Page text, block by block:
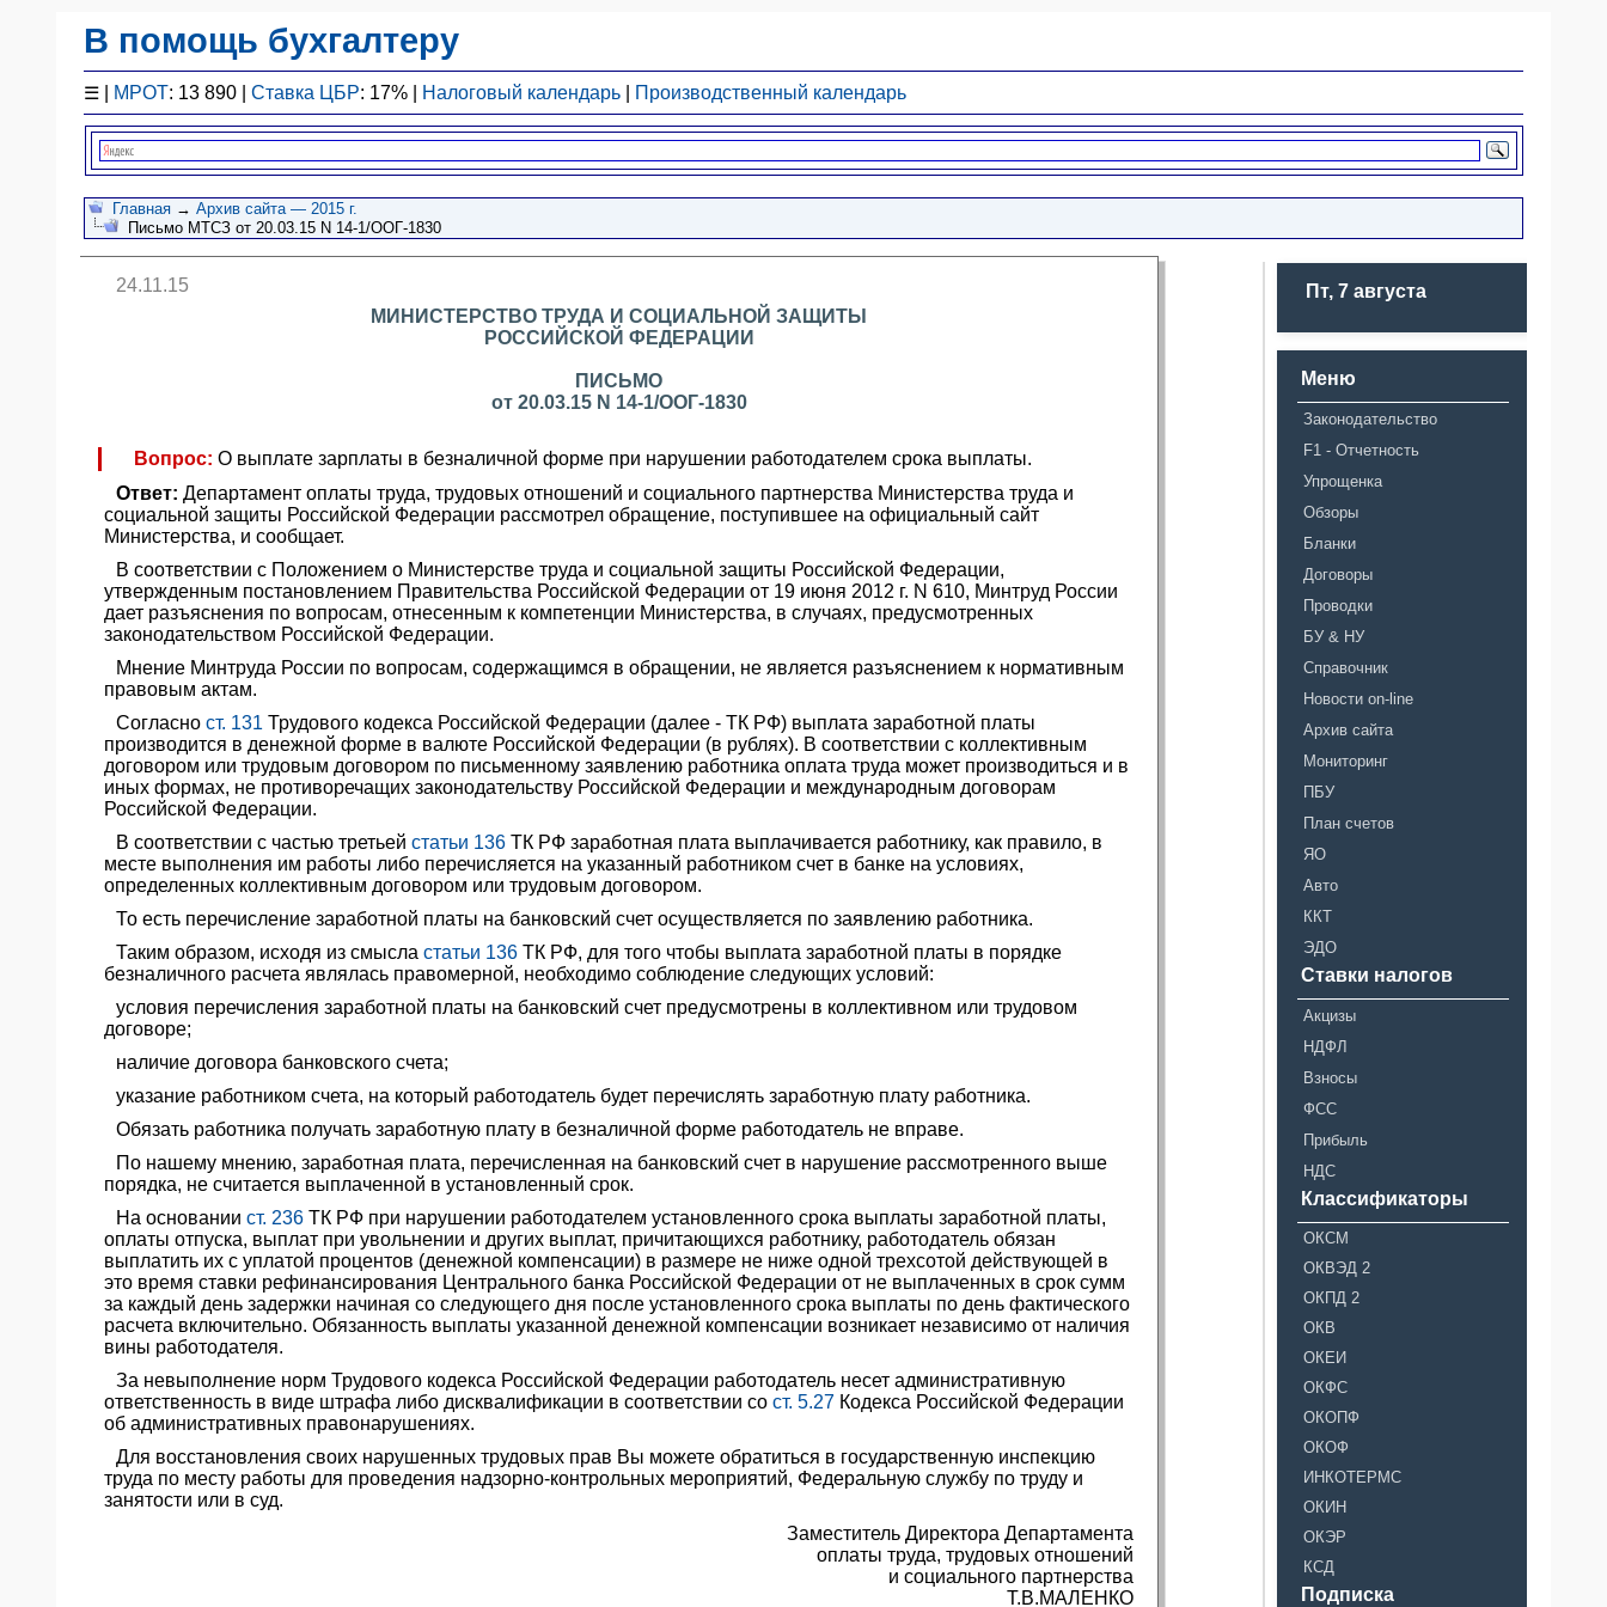
В помощь бухгалтеру
☰ МРОТ: 13 890 |Ставка ЦБР: 17% | Налоговый календарь Производственный календарь
Законодательство
F1 - Отчетность
План счетов
Справочник
Упрощенка
Договоры
Главная →Архив сайта — 2015 г.
Письмо МТСЗ от 20.03.15 N 14-1/ООГ-1830
24.11.15
МИНИСТЕРСТВО ТРУДА И СОЦИАЛЬНОЙ ЗАЩИТЫ
РОССИЙСКОЙ ФЕДЕРАЦИИ
ПИСЬМО
от 20.03.15 N 14-1/ООГ-1830
Вопрос: О выплате зарплаты в безналичной форме при нарушении работодателем срока выплаты.
Ответ: Департамент оплаты труда, трудовых отношений и социального партнерства Министерства труда и
социальной защиты Российской Федерации рассмотрел обращение, поступившее на официальный сайт
Министерства, и сообщает.
В соответствии с Положением о Министерстве труда и социальной защиты Российской Федерации,
утвержденным постановлением Правительства Российской Федерации от 19 июня 2012 г. N 610, Минтруд России
дает разъяснения по вопросам, отнесенным к компетенции Министерства, в случаях, предусмотренных
законодательством Российской Федерации.
Мнение Минтруда России по вопросам, содержащимся в обращении, не является разъяснением к нормативным
правовым актам.
Согласност. 131 Трудового кодекса Российской Федерации (далее - ТК РФ) выплата заработной платы
производится в денежной форме в валюте Российской Федерации (в рублях). В соответствии с коллективным
договором или трудовым договором по письменному заявлению работника оплата труда может производиться и в
иных формах, не противоречащих законодательству Российской Федерации и международным договорам
Российской Федерации.
В соответствии с частью третьейстатьи 136 ТК РФ заработная плата выплачивается работнику, как правило, в
месте выполнения им работы либо перечисляется на указанный работником счет в банке на условиях,
определенных коллективным договором или трудовым договором.
То есть перечисление заработной платы на банковский счет осуществляется по заявлению работника.
Таким образом, исходя из смысластатьи 136 ТК РФ, для того чтобы выплата заработной платы в порядке
безналичного расчета являлась правомерной, необходимо соблюдение следующих условий:
условия перечисления заработной платы на банковский счет предусмотрены в коллективном или трудовом
договоре;
наличие договора банковского счета;
указание работником счета, на который работодатель будет перечислять заработную плату работника.
Обязать работника получать заработную плату в безналичной форме работодатель не вправе.
По нашему мнению, заработная плата, перечисленная на банковский счет в нарушение рассмотренного выше
порядка, не считается выплаченной в установленный срок.
На основаниист. 236 ТК РФ при нарушении работодателем установленного срока выплаты заработной платы,
оплаты отпуска, выплат при увольнении и других выплат, причитающихся работнику, работодатель обязан
выплатить их с уплатой процентов (денежной компенсации) в размере не ниже одной трехсотой действующей в
это время ставки рефинансирования Центрального банка Российской Федерации от не выплаченных в срок сумм
за каждый день задержки начиная со следующего дня после установленного срока выплаты по день фактического
расчета включительно. Обязанность выплаты указанной денежной компенсации возникает независимо от наличия
вины работодателя.
За невыполнение норм Трудового кодекса Российской Федерации работодатель несет административную
ответственность в виде штрафа либо дисквалификации в соответствии сост. 5.27 Кодекса Российской Федерации
об административных правонарушениях.
Для восстановления своих нарушенных трудовых прав Вы можете обратиться в государственную инспекцию
труда по месту работы для проведения надзорно-контрольных мероприятий, Федеральную службу по труду и
занятости или в суд.
Заместитель Директора Департамента
оплаты труда, трудовых отношений
и социального партнерства
Т.В.МАЛЕНКО
Пт, 7 августа
Меню
Законодательство
F1 - Отчетность
Упрощенка
Обзоры
Бланки
Договоры
Проводки
БУ & НУ
Справочник
Новости on-line
Архив сайта
Мониторинг
ПБУ
План счетов
ЯО
Авто
ККТ
ЭДО
Ставки налогов
Акцизы
НДФЛ
Взносы
ФСС
Прибыль
НДС
Классификаторы
ОКСМ
ОКВЭД 2
ОКПД 2
ОКВ
ОКЕИ
ОКФС
ОКОПФ
ОКОФ
ИНКОТЕРМС
ОКИН
ОКЭР
КСД
Подписка